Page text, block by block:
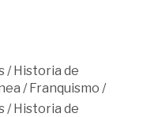
/Historia de
/Franquismo /
/Historia de